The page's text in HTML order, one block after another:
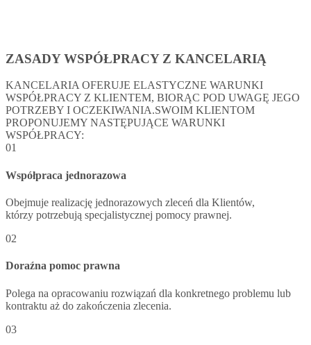
ZASADY WSPÓŁPRACY Z KANCELARIĄ
KANCELARIA OFERUJE ELASTYCZNE WARUNKI
WSPÓŁPRACY Z KLIENTEM, BIORĄC POD UWAGĘ JEGO
POTRZEBY I OCZEKIWANIA.SWOIM KLIENTOM
PROPONUJEMY NASTĘPUJĄCE WARUNKI
WSPÓŁPRACY:
01
Współpraca jednorazowa
Obejmuje realizację jednorazowych zleceń dla Klientów,
którzy potrzebują specjalistycznej pomocy prawnej.
02
Doraźna pomoc prawna
Polega na opracowaniu rozwiązań dla konkretnego problemu lub
kontraktu aż do zakończenia zlecenia.
03